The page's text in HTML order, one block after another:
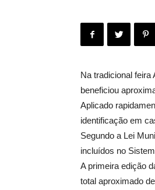
Na tradicional
beneficiou
Aplicado
identificação em
Segundo a Lei
incluídos no
A primeira edição
total aproximado